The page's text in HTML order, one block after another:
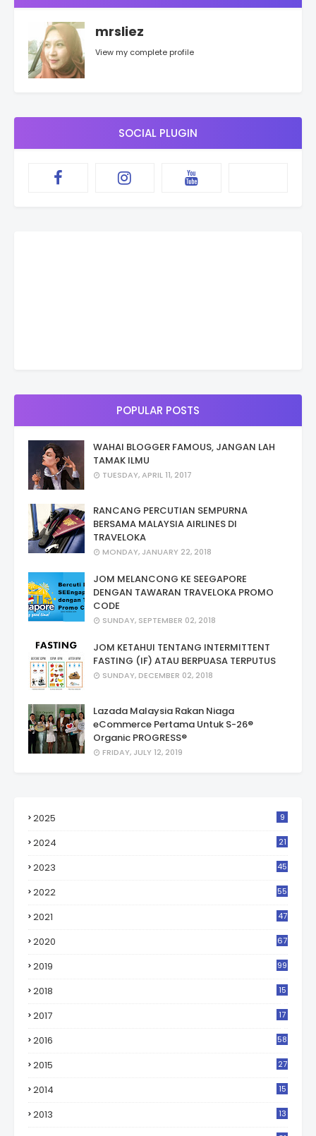
mrsliez
View my complete profile
SOCIAL PLUGIN
POPULAR POSTS
WAHAI BLOGGER FAMOUS, JANGAN LAH
TAMAK ILMU
TUESDAY, APRIL 11, 2017
RANCANG PERCUTIAN SEMPURNA
BERSAMA MALAYSIA AIRLINES DI
TRAVELOKA
MONDAY, JANUARY 22, 2018
JOM MELANCONG KE SEEGAPORE
DENGAN TAWARAN TRAVELOKA PROMO
CODE
SUNDAY, SEPTEMBER 02, 2018
JOM KETAHUI TENTANG INTERMITTENT
FASTING (IF) ATAU BERPUASA TERPUTUS
SUNDAY, DECEMBER 02, 2018
Lazada Malaysia Rakan Niaga
eCommerce Pertama Untuk S-26®
Organic PROGRESS®
FRIDAY, JULY 12, 2019
2025 9
2024 21
2023 45
2022 55
2021 47
2020 67
2019 99
2018
15
2017
17
2016 58
2015 27
2014 15
2013 13